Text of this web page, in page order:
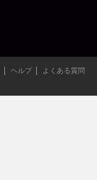
ヘルプ
よくある質問